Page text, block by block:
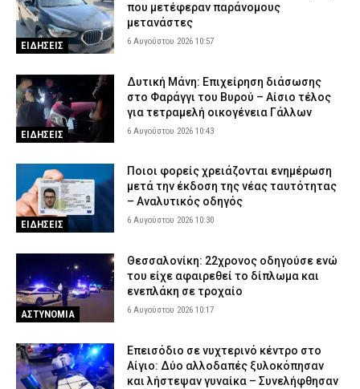
ΕΙΔΗΣΕΙΣ
που μετέφεραν παράνομους
μετανάστες
6 Αυγούστου 2026 10:57
ΕΙΔΗΣΕΙΣ
Δυτική Μάνη: Επιχείρηση διάσωσης
στο Φαράγγι του Βυρού – Αίσιο τέλος
για τετραμελή οικογένεια Γάλλων
6 Αυγούστου 2026 10:43
ΕΙΔΗΣΕΙΣ
Ποιοι φορείς χρειάζονται ενημέρωση
μετά την έκδοση της νέας ταυτότητας
– Αναλυτικός οδηγός
6 Αυγούστου 2026 10:30
ΑΣΤΥΝΟΜΙΑ
Θεσσαλονίκη: 22χρονος οδηγούσε ενώ
του είχε αφαιρεθεί το δίπλωμα και
ενεπλάκη σε τροχαίο
6 Αυγούστου 2026 10:17
Επεισόδιο σε νυχτερινό κέντρο στο
Αίγιο: Δύο αλλοδαπές ξυλοκόπησαν
και λήστεψαν γυναίκα – Συνελήφθησαν